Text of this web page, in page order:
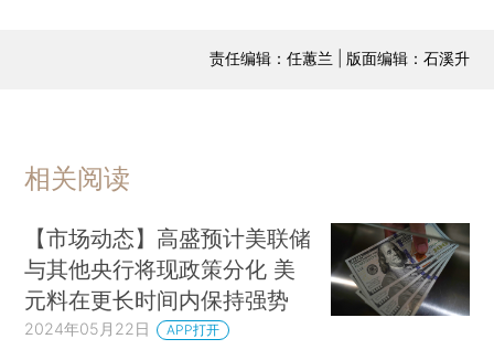
责任编辑：任蕙兰 | 版面编辑：石溪升
相关阅读
【市场动态】高盛预计美联储
与其他央行将现政策分化 美
元料在更长时间内保持强势
2024年05月22日 APP打开